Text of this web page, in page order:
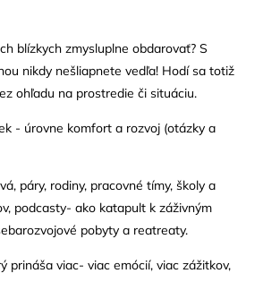
blízkych zmysluplne obdarovať? S
nikdy nešliapnete vedľa! Hodí sa totiž
ohľadu na prostredie či situáciu.
- úrovne komfort a rozvoj (otázky a
páry, rodiny, pracovné tímy, školy a
podcasty- ako katapult k záživným
pobyty a reatreaty.
prináša viac- viac emócií, viac zážitkov,